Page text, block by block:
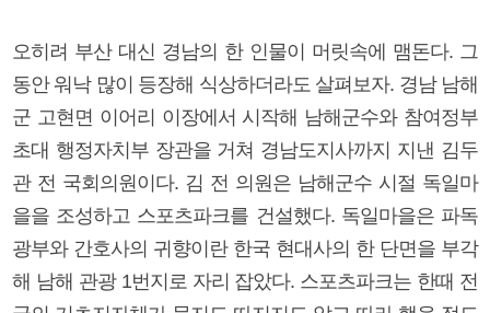
오히려 부산 대신 경남의 한 인물이 머릿속에 맴돈다. 그
동안 워낙 많이 등장해 식상하더라도 살펴보자. 경남 남해
군 고현면 이어리 이장에서 시작해 남해군수와 참여정부
초대 행정자치부 장관을 거쳐 경남도지사까지 지낸 김두
관 전 국회의원이다. 김 전 의원은 남해군수 시절 독일마
을을 조성하고 스포츠파크를 건설했다. 독일마을은 파독
광부와 간호사의 귀향이란 한국 현대사의 한 단면을 부각
해 남해 관광 1번지로 자리 잡았다. 스포츠파크는 한때 전